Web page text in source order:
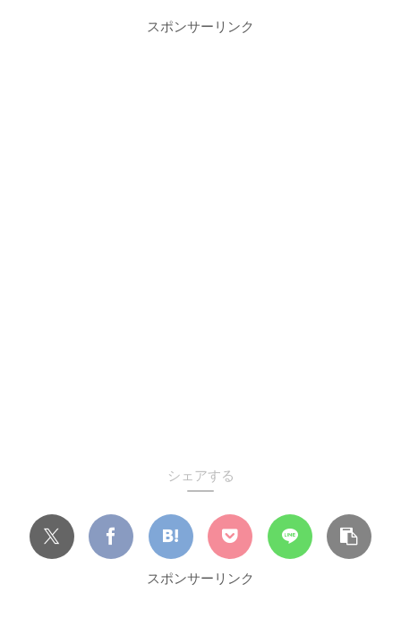
スポンサーリンク
シェアする
スポンサーリンク